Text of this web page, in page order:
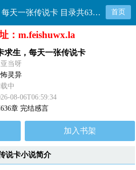
全民抽卡求生，每天一张传说卡 目录共636章 首页
：m.feishuwx.la
求生，每天一张传说卡
当呀
灵异
中
08-06T06:59:34
章 完结感言
加入书架
说卡小说简介